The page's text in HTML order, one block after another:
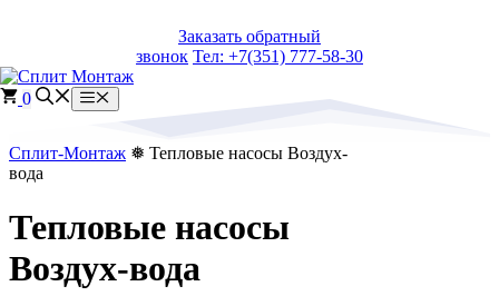
Заказать обратный
звонок Тел: +7(351) 777-58-30
0 Меню
Сплит-Монтаж ❅ Тепловые насосы Воздух-
вода
Тепловые насосы
Воздух-вода